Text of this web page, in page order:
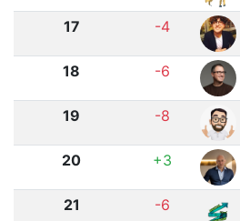
17 -4
18 -6
19 -8
20 +3
21 -6